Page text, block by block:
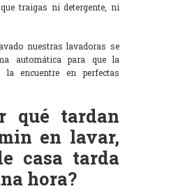
traigas ni detergente, ni
nuestras lavadoras se
automática para que la
la encuentre en perfectas
qué tardan
en lavar,
casa tarda
hora?